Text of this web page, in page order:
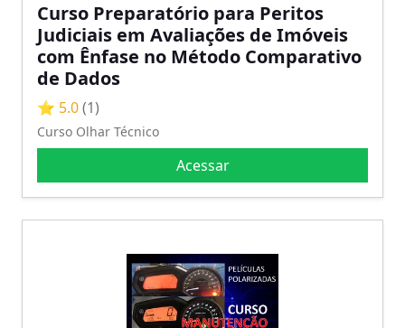
Curso Preparatório para Peritos
Judiciais em Avaliações de Imóveis
com Ênfase no Método Comparativo
de Dados
⭐ 5.0(1)
Curso Olhar Técnico
Acessar